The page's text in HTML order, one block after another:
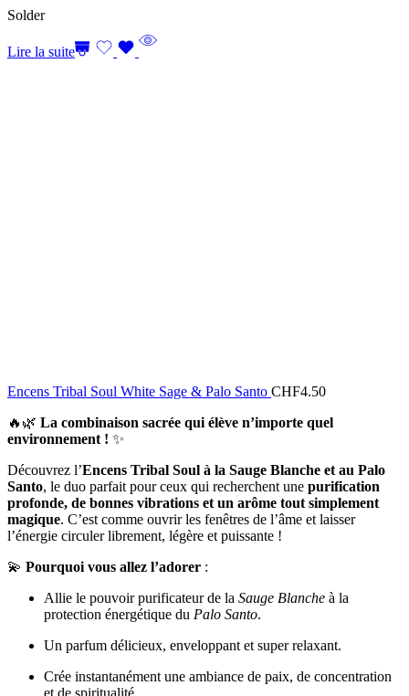
Solder
Lire la suite
Encens Tribal Soul White Sage & Palo Santo CHF4.50
🔥🌿 La combinaison sacrée qui élève n’importe quel
environnement ! ✨
Découvrez l’Encens Tribal Soul à la Sauge Blanche et au Palo
Santo, le duo parfait pour ceux qui recherchent une purification
profonde, de bonnes vibrations et un arôme tout simplement
magique. C’est comme ouvrir les fenêtres de l’âme et laisser
l’énergie circuler librement, légère et puissante !
💫 Pourquoi vous allez l’adorer :
Allie le pouvoir purificateur de la Sauge Blanche à la
protection énergétique du Palo Santo.
Un parfum délicieux, enveloppant et super relaxant.
Crée instantanément une ambiance de paix, de concentration
et de spiritualité.